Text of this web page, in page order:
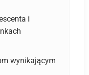
i
wynikającym